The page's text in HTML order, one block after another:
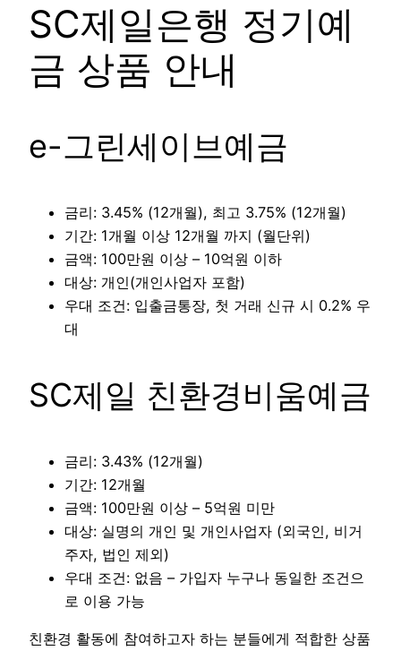
SC제일은행 정기예
금 상품 안내
e-그린세이브예금
금리: 3.45% (12개월), 최고 3.75% (12개월)
기간: 1개월 이상 12개월 까지 (월단위)
금액: 100만원 이상 – 10억원 이하
대상: 개인(개인사업자 포함)
우대 조건: 입출금통장, 첫 거래 신규 시 0.2% 우
대
SC제일 친환경비움예금
금리: 3.43% (12개월)
기간: 12개월
금액: 100만원 이상 – 5억원 미만
대상: 실명의 개인 및 개인사업자 (외국인, 비거
주자, 법인 제외)
우대 조건: 없음 – 가입자 누구나 동일한 조건으
로 이용 가능
친환경 활동에 참여하고자 하는 분들에게 적합한 상품